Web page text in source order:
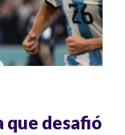
que desafió